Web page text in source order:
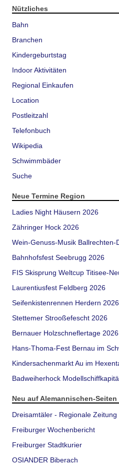
Nützliches
Bahn
Branchen
Kindergeburtstag
Indoor Aktivitäten
Regional Einkaufen
Location
Postleitzahl
Telefonbuch
Wikipedia
Schwimmbäder
Suche
Neue Termine Region
Ladies Night Häusern 2026
Zähringer Hock 2026
Wein-Genuss-Musik Ballrechten-
Bahnhofsfest Seebrugg 2026
FIS Skisprung Weltcup Titisee-
Laurentiusfest Feldberg 2026
Seifenkistenrennen Herdern 2026
Stettemer Strooßefescht 2026
Bernauer Holzschneflertage 2026
Hans-Thoma-Fest Bernau im
Kindersachenmarkt Au im
Badweiherhock
Neu auf Alemannischen-Seiten
Dreisamtäler - Regionale
Freiburger Wochenbericht
Freiburger Stadtkurier
OSIANDER Biberach